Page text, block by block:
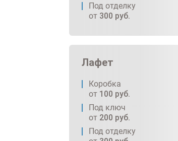
Под отделку
от 300 руб.
Лафет
Коробка
от 100 руб.
Под ключ
от 200 руб.
Под отделку